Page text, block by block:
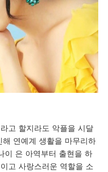
고 할지라도 악플을 시달
연예계 생활을 마무리하
이 은 아역부터 출현을 하
고 사랑스러운 역할을 소